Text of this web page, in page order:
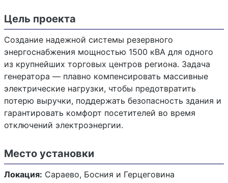
Цель проекта
Создание надежной системы резервного
энергоснабжения мощностью 1500 кВА для одного
из крупнейших торговых центров региона. Задача
генератора — плавно компенсировать массивные
электрические нагрузки, чтобы предотвратить
потерю выручки, поддержать безопасность здания и
гарантировать комфорт посетителей во время
отключений электроэнергии.
Место установки
Локация: Сараево, Босния и Герцеговина